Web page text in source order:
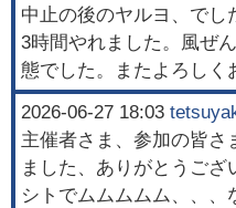
中止の後のヤルヨ、でし
3時間やれました。風ぜ
態でした。またよろしく
2026-06-27 18:03
主催者さま、参加の皆さ
ました、ありがとうござ
シトでムムムムム、、